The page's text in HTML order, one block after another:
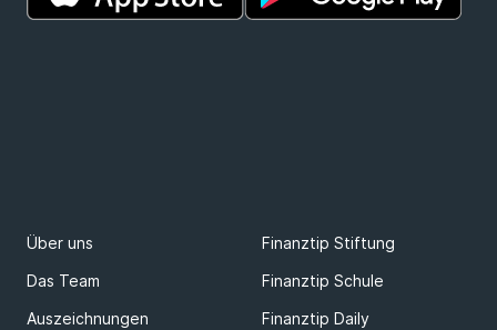
Über uns
Finanztip Stiftung
Das Team
Finanztip Schule
Auszeichnungen
Finanztip Daily